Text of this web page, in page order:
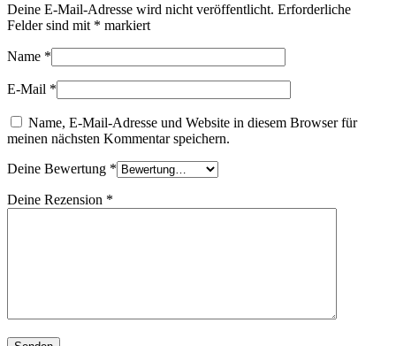
Deine E-Mail-Adresse wird nicht veröffentlicht. Erforderliche
Felder sind mit * markiert
Name *
E-Mail *
Name, E-Mail-Adresse und Website in diesem Browser für
meinen nächsten Kommentar speichern.
Deine Bewertung *
Deine Rezension *